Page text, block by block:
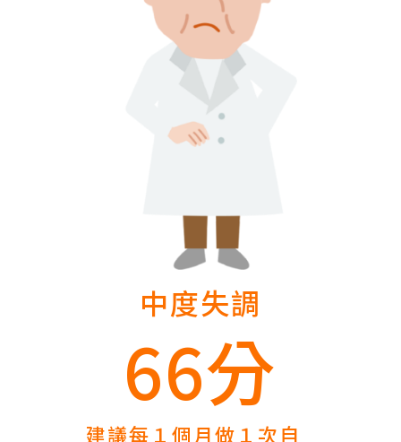
中度失調
66分
建議每１個月做１次自